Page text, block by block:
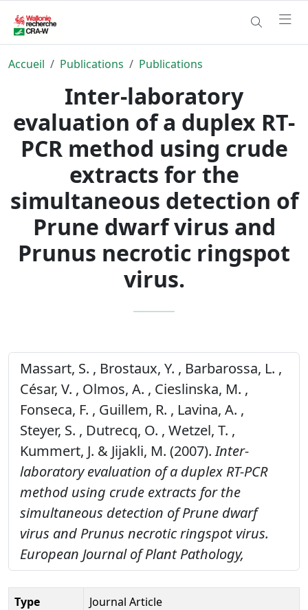
Accueil Publications Publications
Inter-laboratory
evaluation of a duplex RT-
PCR method using crude
extracts for the
simultaneous detection of
Prune dwarf virus and
Prunus necrotic ringspot
virus.
Massart, S. , Brostaux, Y. , Barbarossa, L. ,
César, V. , Olmos, A. , Cieslinska, M. ,
Fonseca, F. , Guillem, R. , Lavina, A. ,
Steyer, S. , Dutrecq, O. , Wetzel, T. ,
Kummert, J. & Jijakli, M. (2007).Inter-
laboratory evaluation of a duplex RT-PCR
method using crude extracts for the
simultaneous detection of Prune dwarf
virus and Prunus necrotic ringspot virus.
European Journal of Plant Pathology,
Type
Journal Article